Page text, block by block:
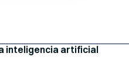
inteligencia artificial